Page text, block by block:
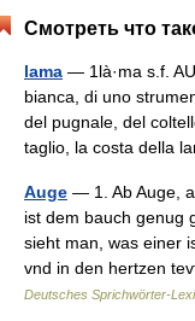
Смотреть что
lama — 1là·ma s.f.
bianca, di uno
del pugnale, del
taglio, la costa della
Auge — 1. Ab Auge,
ist dem bauch genug
sieht man, was einer
vnd in den hertzen
Deutsches Sprichwörter-